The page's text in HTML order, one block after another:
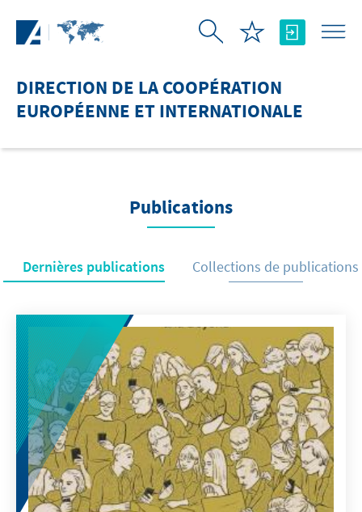
DIRECTION DE LA COOPÉRATION
EUROPÉENNE ET INTERNATIONALE
Publications
Dernières publications Collections de publications